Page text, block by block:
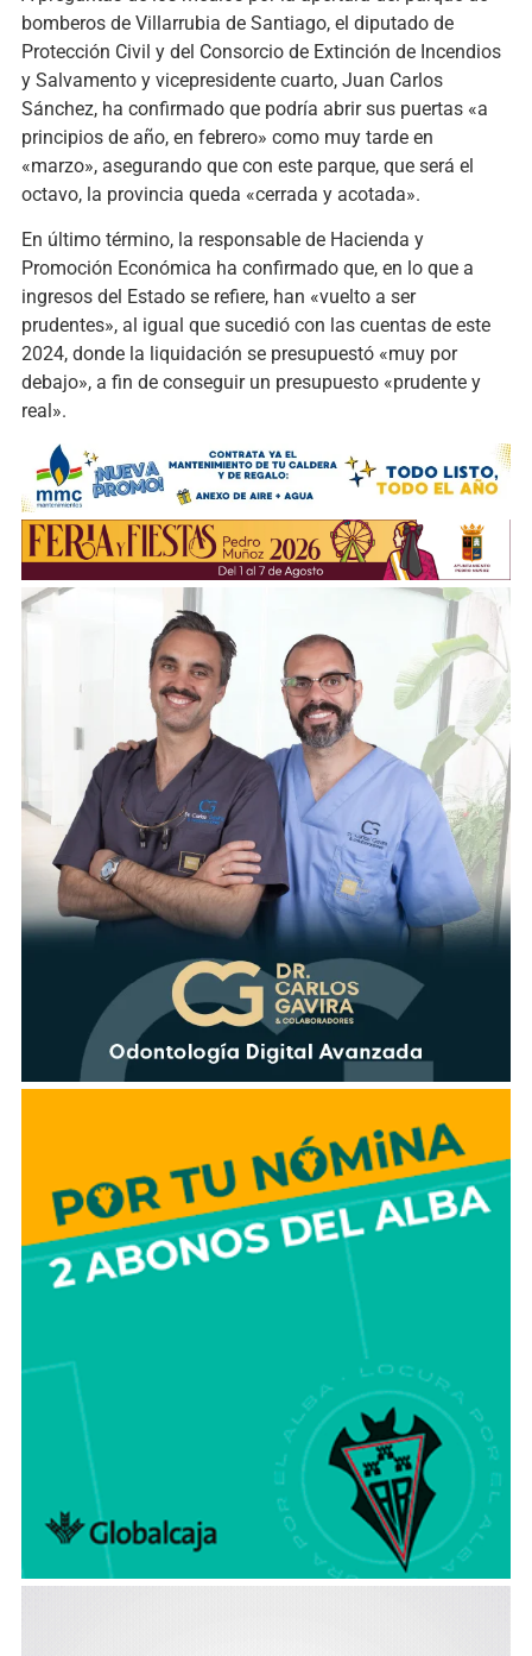
bomberos de Villarrubia de Santiago, el diputado de
Protección Civil y del Consorcio de Extinción de Incendios
y Salvamento y vicepresidente cuarto, Juan Carlos
Sánchez, ha confirmado que podría abrir sus puertas «a
principios de año, en febrero» como muy tarde en
«marzo», asegurando que con este parque, que será el
octavo, la provincia queda «cerrada y acotada».
En último término, la responsable de Hacienda y
Promoción Económica ha confirmado que, en lo que a
ingresos del Estado se refiere, han «vuelto a ser
prudentes», al igual que sucedió con las cuentas de este
2024, donde la liquidación se presupuestó «muy por
debajo», a fin de conseguir un presupuesto «prudente y
real».